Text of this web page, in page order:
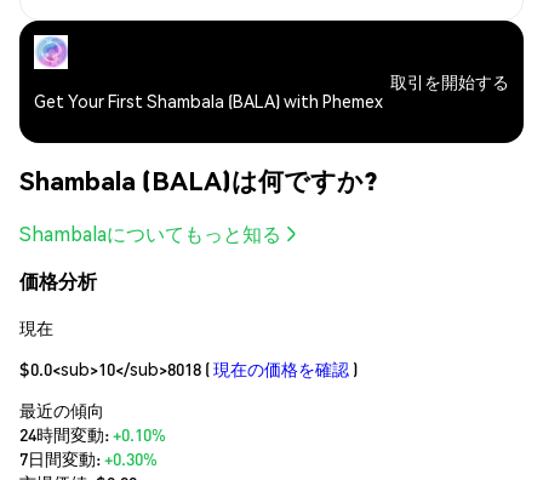
Get Your First Shambala (BALA) with Phemex
取引を開始する
Shambala (BALA)は何ですか?
Shambalaについてもっと知る
価格分析
現在
$0.0<sub>10</sub>8018 (現在の価格を確認 )
最近の傾向
24時間変動:+0.10%
7日間変動:+0.30%